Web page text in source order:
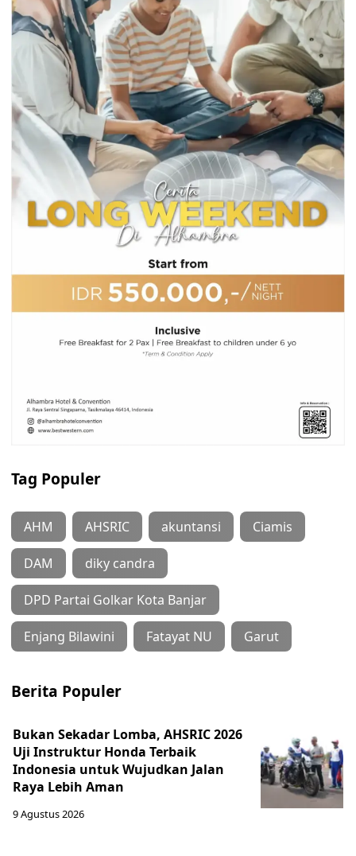
Tag Populer
AHM AHSRIC akuntansi Ciamis
DAM diky candra
DPD Partai Golkar Kota Banjar
Enjang Bilawini Fatayat NU Garut
Berita Populer
Bukan Sekadar Lomba, AHSRIC 2026
Uji Instruktur Honda Terbaik
Indonesia untuk Wujudkan Jalan
Raya Lebih Aman
9 Agustus 2026